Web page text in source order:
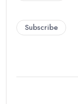
Subscribe